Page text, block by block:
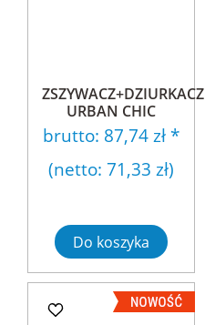
ZSZYWACZ+DZIURKACZ
URBAN CHIC
brutto: 87,74 zł *
(netto: 71,33 zł)
Do koszyka